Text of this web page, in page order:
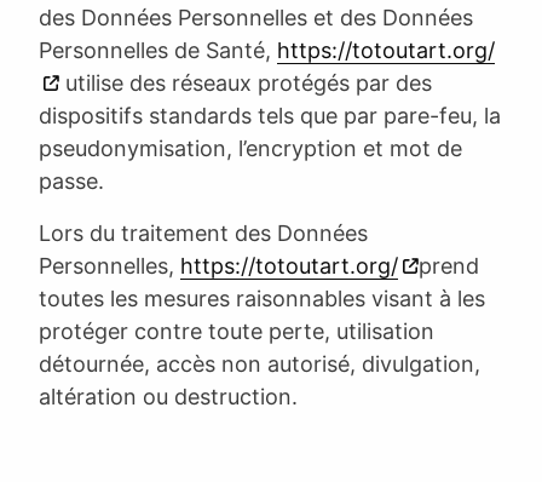
des Données Personnelles et des Données
Personnelles de Santé, https://totoutart.org/
utilise des réseaux protégés par des
dispositifs standards tels que par pare-feu, la
pseudonymisation, l’encryption et mot de
passe.
Lors du traitement des Données
Personnelles, https://totoutart.org/
prend
toutes les mesures raisonnables visant à les
protéger contre toute perte, utilisation
détournée, accès non autorisé, divulgation,
altération ou destruction.